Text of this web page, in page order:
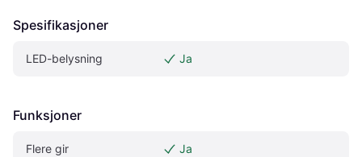
Spesifikasjoner
LED-belysning Ja
Funksjoner
Flere gir Ja